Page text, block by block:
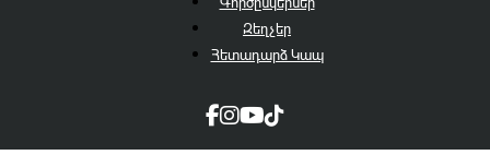
Զեղչեր
Հետադարձ Կապ